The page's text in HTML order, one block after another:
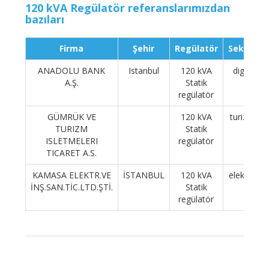
120 kVA Regülatör referanslarımızdan
bazıları
Firma Şehir Regülatör
Sektör
ANADOLU BANK
A.Ş.
Istanbul
120 kVA
Statik
regülatör
diger
GÜMRÜK VE
TURIZM
ISLETMELERI
TICARET A.S.
120 kVA
Statik
regülatör
turizm
KAMASA ELEKTR.VE
İNŞ.SAN.TİC.LTD.ŞTİ.
İSTANBUL
120 kVA
Statik
regülatör
elektrik